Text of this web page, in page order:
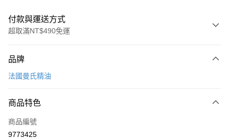
付款與運送方式
超取滿NT$490免運
信用卡一次付款
LINE Pay
Apple Pay
品牌
法國曼氏精油
商品特色
商品編號
9773425